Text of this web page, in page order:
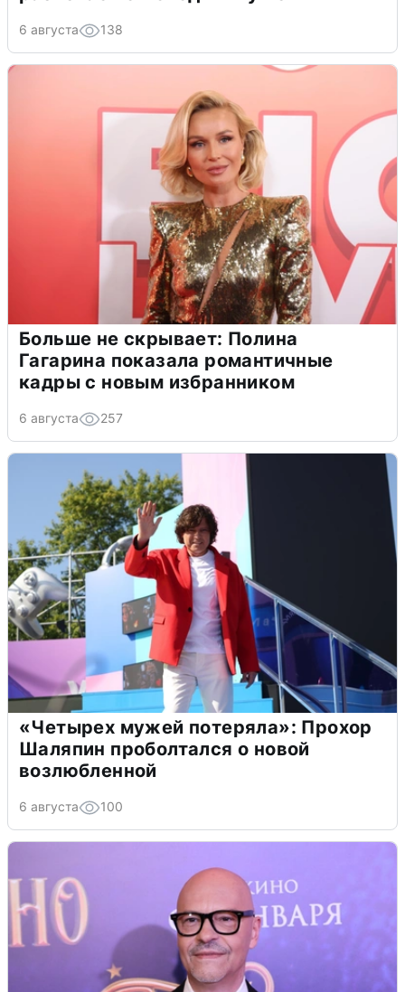
6 августа 138
Больше не скрывает: Полина
Гагарина показала романтичные
кадры с новым избранником
6 августа 257
«Четырех мужей потеряла»: Прохор
Шаляпин проболтался о новой
возлюбленной
6 августа 100